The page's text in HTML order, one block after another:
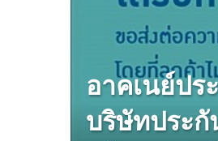
อาคเนย์ป
บริษัทประ